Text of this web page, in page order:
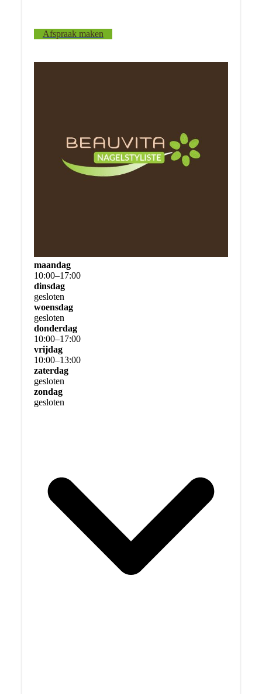
Afspraak maken
maandag
10:00–17:00
dinsdag
gesloten
woensdag
gesloten
donderdag
10:00–17:00
vrijdag
10:00–13:00
zaterdag
gesloten
zondag
gesloten